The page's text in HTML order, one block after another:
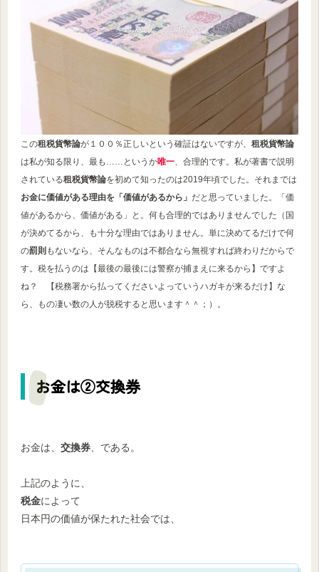
この租税貨幣論が１００％正しいという確証はないですが、 租税貨幣論
は私が知る限り、最も……というか唯一 、合理的です。私が著書で説明
されている租税貨幣論を初めて知ったのは2019年頃でした。それまでは
お金に価値がある理由を「価値があるから」 だと思っていました。「価
値があるから、価値がある」と。何も合理的ではありませんでした（国
が決めてるから、も十分な理由ではありません。単に決めてるだけで何
の罰則 もないなら、そんなものは不都合なら無視すれば終わりだからで
す。税を払うのは【最後の最後には警察が捕まえに来るから】ですよ
ね？ 【税務署から払ってくださいよっていうハガキが来るだけ】な
ら、もの凄い数の人が脱税すると思います＾＾；）。
お金は②交換券
お金は、 交換券 、である。
上記のように、
税金によって
日本円の価値が保たれた社会では、